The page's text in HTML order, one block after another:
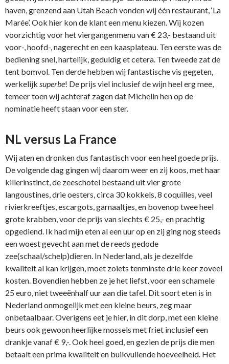
haven, grenzend aan Utah Beach vonden wij één restaurant, ‘La
Marée’. Ook hier kon de klant een menu kiezen. Wij kozen
voorzichtig voor het viergangenmenu van € 23,- bestaand uit
voor-, hoofd-, nagerecht en een kaasplateau. Ten eerste was de
bediening snel, hartelijk, geduldig et cetera. Ten tweede zat de
tent bomvol. Ten derde hebben wij fantastische vis gegeten,
werkelijk superbe! De prijs viel inclusief de wijn heel erg mee,
temeer toen wij achteraf zagen dat Michelin hen op de
nominatie heeft staan voor een ster.
NL versus La France
Wij aten en dronken dus fantastisch voor een heel goede prijs.
De volgende dag gingen wij daarom weer en zij koos, met haar
killerinstinct, de zeeschotel bestaand uit vier grote
langoustines, drie oesters, circa 30 kokkels, 8 coquilles, veel
rivierkreeftjes, escargots, garnaaltjes, en bovenop twee heel
grote krabben, voor de prijs van slechts € 25,- en prachtig
opgediend. Ik had mijn eten al een uur op en zij ging nog steeds
een woest gevecht aan met de reeds gedode
zee(schaal/schelp)dieren. In Nederland, als je dezelfde
kwaliteit al kan krijgen, moet zoiets tenminste drie keer zoveel
kosten. Bovendien hebben ze je het liefst, voor een schamele
25 euro, niet tweeënhalf uur aan die tafel. Dit soort eten is in
Nederland onmogelijk met een kleine beurs, zeg maar
onbetaalbaar. Overigens eet je hier, in dit dorp, met een kleine
beurs ook gewoon heerlijke mossels met friet inclusief een
drankje vanaf € 9,-. Ook heel goed, en gezien de prijs die men
betaalt een prima kwaliteit en buikvullende hoeveelheid. Het